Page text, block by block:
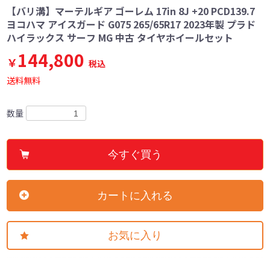
【バリ溝】マーテルギア ゴーレム 17in 8J +20 PCD139.7
ヨコハマ アイスガード G075 265/65R17 2023年製 プラド
ハイラックス サーフ MG 中古 タイヤホイールセット
￥144,800 税込
送料無料
数量
今すぐ買う
カートに入れる
お気に入り